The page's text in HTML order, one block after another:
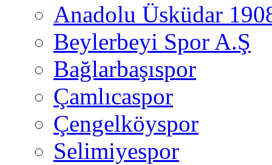
Anadolu Üsküdar
Beylerbeyi Spor A.Ş
Bağlarbaşıspor
Çamlıcaspor
Çengelköyspor
Selimiyespor